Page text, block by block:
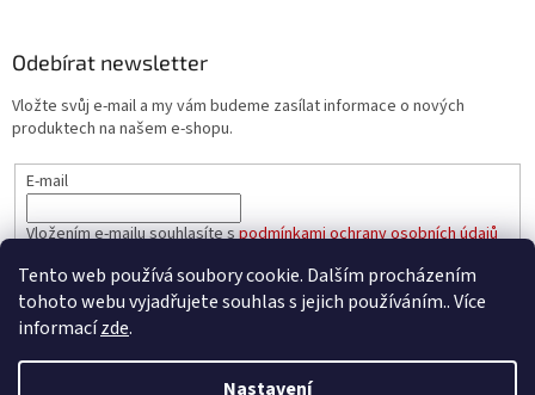
Tento web používá soubory cookie. Dalším procházením
tohoto webu vyjadřujete souhlas s jejich používáním.. Více
informacízde.
Nastavení
Odebírat newsletter
Vložte svůj e-mail a my vám budeme zasílat informace o nových
produktech na našem e-shopu.
E-mail
Vložením e-mailu souhlasíte spodmínkami ochrany osobních údajů
PŘIHLÁSIT SE